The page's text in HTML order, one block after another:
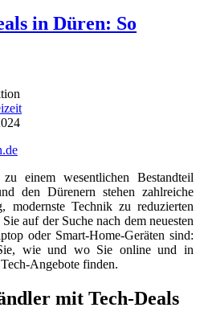
in Düren: So
einem wesentlichen Bestandteil
den Dürenern stehen zahlreiche
modernste Technik zu reduzierten
auf der Suche nach dem neuesten
oder Smart-Home-Geräten sind:
wie und wo Sie online und in
Angebote finden.
mit Tech-Deals